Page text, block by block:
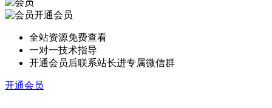
开通会员
全站资源免费查看
一对一技术指导
开通会员后联系站长进专属微信群
开通会员